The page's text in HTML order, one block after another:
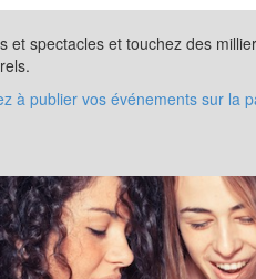
et spectacles et touchez des
à publier vos événements sur la